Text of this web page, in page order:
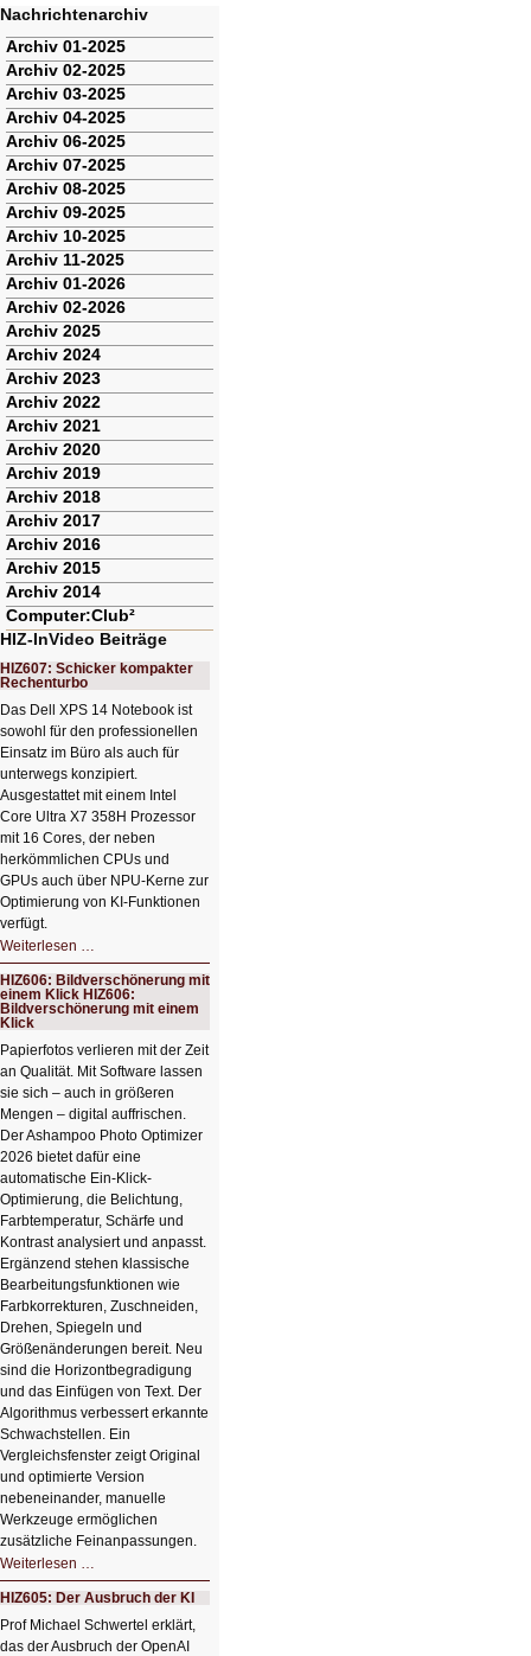
Nachrichtenarchiv
Navigation
überspringen
Archiv 01-2025
Archiv 02-2025
Archiv 03-2025
Archiv 04-2025
Archiv 06-2025
Archiv 07-2025
Archiv 08-2025
Archiv 09-2025
Archiv 10-2025
Archiv 11-2025
Archiv 01-2026
Archiv 02-2026
Archiv 2025
Archiv 2024
Archiv 2023
Archiv 2022
Archiv 2021
Archiv 2020
Archiv 2019
Archiv 2018
Archiv 2017
Archiv 2016
Archiv 2015
Archiv 2014
Computer:Club²
HIZ-InVideo Beiträge
HIZ607: Schicker kompakter
Rechenturbo
Das Dell XPS 14 Notebook ist
sowohl für den professionellen
Einsatz im Büro als auch für
unterwegs konzipiert.
Ausgestattet mit einem Intel
Core Ultra X7 358H Prozessor
mit 16 Cores, der neben
herkömmlichen CPUs und
GPUs auch über NPU-Kerne zur
Optimierung von KI-Funktionen
verfügt.
Weiterlesen …
Schicker
kompakter
Rechenturbo
HIZ606: Bildverschönerung mit
einem Klick HIZ606:
Bildverschönerung mit einem
Klick
Papierfotos verlieren mit der Zeit
an Qualität. Mit Software lassen
sie sich – auch in größeren
Mengen – digital auffrischen.
Der Ashampoo Photo Optimizer
2026 bietet dafür eine
automatische Ein-Klick-
Optimierung, die Belichtung,
Farbtemperatur, Schärfe und
Kontrast analysiert und anpasst.
Ergänzend stehen klassische
Bearbeitungsfunktionen wie
Farbkorrekturen, Zuschneiden,
Drehen, Spiegeln und
Größenänderungen bereit. Neu
sind die Horizontbegradigung
und das Einfügen von Text. Der
Algorithmus verbessert erkannte
Schwachstellen. Ein
Vergleichsfenster zeigt Original
und optimierte Version
nebeneinander, manuelle
Werkzeuge ermöglichen
zusätzliche Feinanpassungen.
Weiterlesen …
Bildverschönerung
mit
einem
Klick
HIZ606:
Bildverschönerung
HIZ605: Der Ausbruch der KI
Prof Michael Schwertel erklärt,
das der Ausbruch der OpenAI